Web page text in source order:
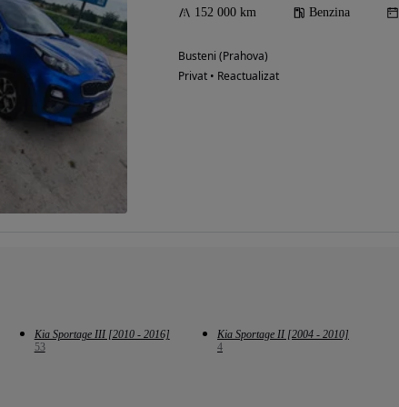
152 000 km Benzina
Busteni (Prahova)
Privat • Reactualizat
Kia Sportage III [2010 - 2016]
53
Kia Sportage II [2004 - 2010]
4